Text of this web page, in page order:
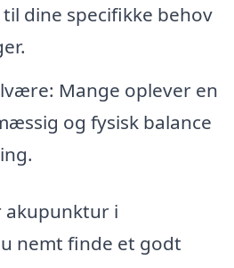
dine specifikke behov
Mange oplever en
og fysisk balance
akupunktur i
nemt finde et godt